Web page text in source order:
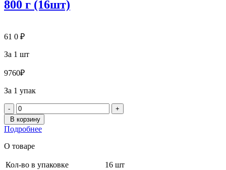
800 г (16шт)
61 0 ₽
За 1 шт
9760₽
За 1 упак
-
+
В корзину
Подробнее
О товаре
Кол-во в упаковке
16 шт